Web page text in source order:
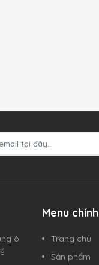
ô
Menu chính
Trang chủ
Sản phẩm